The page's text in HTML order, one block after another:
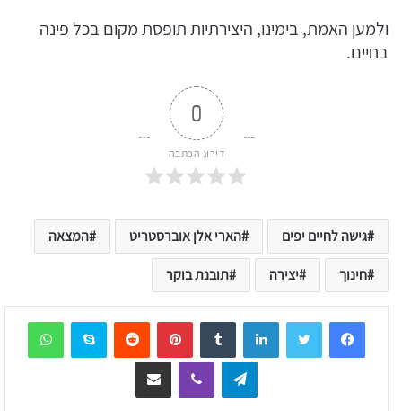
ולמען האמת, בימינו, היצירתיות תופסת מקום בכל פינה
בחיים.
0
דירוג הכתבה
גישה לחיים יפים הארי אלן אוברסטריט המצאה
חינוך יצירה תובנת בוקר
LinkedIn
Tumblr
Pinterest
Reddit
Skype
Telegram
Viber שיתוף דרך המייל